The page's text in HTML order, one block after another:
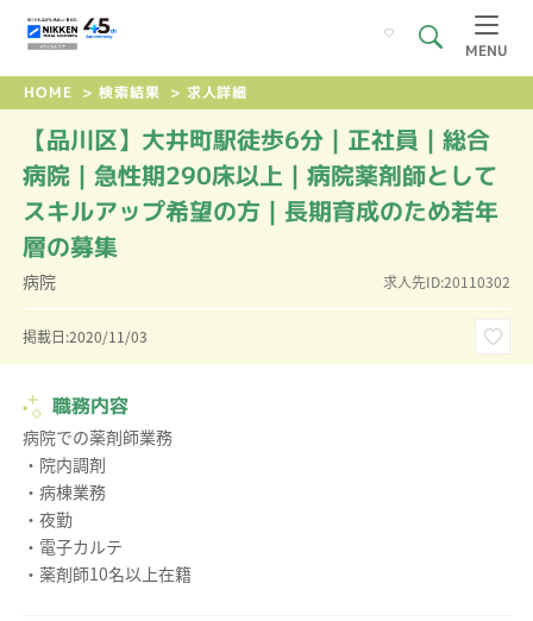
MENU
HOME > 検索結果 > 求人詳細
【品川区】大井町駅徒歩6分｜正社員｜総合
病院｜急性期290床以上｜病院薬剤師として
スキルアップ希望の方｜長期育成のため若年
層の募集
病院 求人先ID:20110302
掲載日:2020/11/03
職務内容
病院での薬剤師業務
・院内調剤
・病棟業務
・夜勤
・電子カルテ
・薬剤師10名以上在籍